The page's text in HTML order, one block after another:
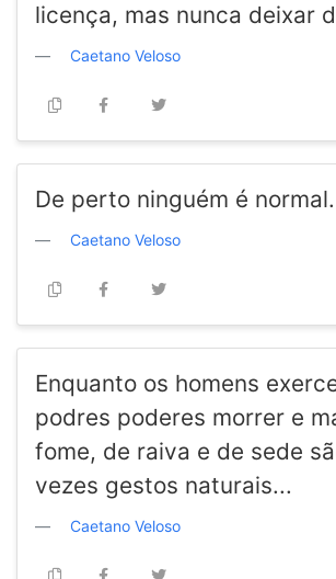
licença, mas nunca deixar
Caetano Veloso
De perto ninguém é normal.
Caetano Veloso
Enquanto os homens
podres poderes morrer e
fome, de raiva e de sede
vezes gestos naturais...
Caetano Veloso